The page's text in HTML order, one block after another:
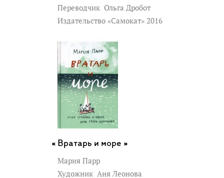
Переводчик Ольга Дробот
Издательство «Самокат» 2016
Вратарь и море »
Мария Парр
Художник Аня Леонова